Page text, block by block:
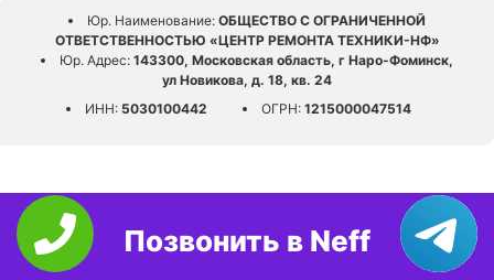
Юр. Наименование: ОБЩЕСТВО С ОГРАНИЧЕННОЙ
ОТВЕТСТВЕННОСТЬЮ «ЦЕНТР РЕМОНТА ТЕХНИКИ-НФ»
Юр. Адрес: 143300, Московская область, г Наро-Фоминск,
ул Новикова, д. 18, кв. 24
ИНН:5030100442 ОГРН:1215000047514
Позвонить в Neff